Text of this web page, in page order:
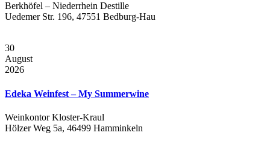
Berkhöfel – Niederrhein Destille
Uedemer Str. 196, 47551 Bedburg-Hau
30
August
2026
Edeka Weinfest – My Summerwine
Weinkontor Kloster-Kraul
Hölzer Weg 5a, 46499 Hamminkeln